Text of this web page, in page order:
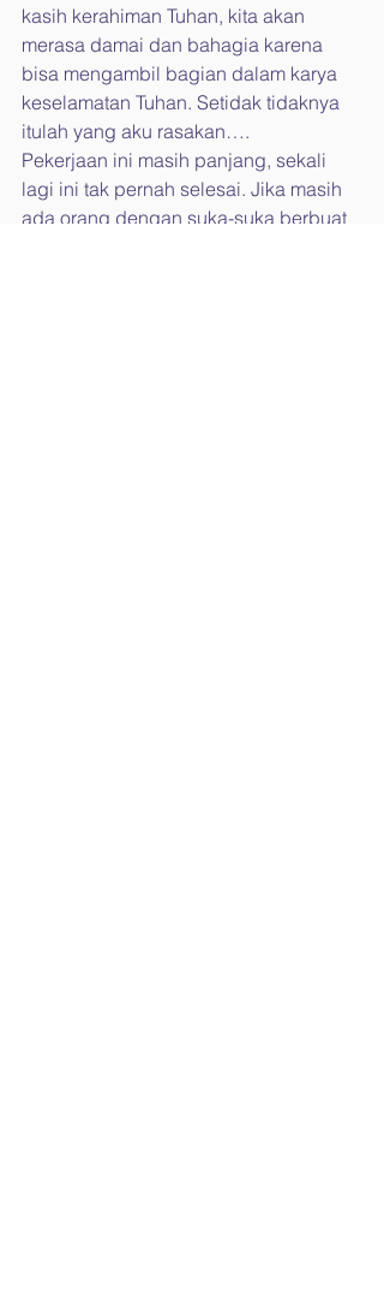
kasih kerahiman Tuhan, kita akan
merasa damai dan bahagia karena
bisa mengambil bagian dalam karya
keselamatan Tuhan. Setidak tidaknya
itulah yang aku rasakan….
Pekerjaan ini masih panjang, sekali
lagi ini tak pernah selesai. Jika masih
ada orang dengan suka-suka berbuat